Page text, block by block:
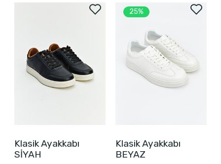
Klasik Ayakkabı
SİYAH
25%
Klasik Ayakkabı
BEYAZ